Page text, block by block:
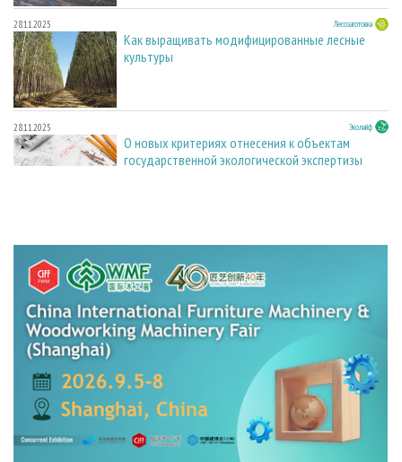
28.11.2025 Лесозаготовка
Как выращивать модифицированные лесные
культуры
28.11.2025 Эколайф
О новых критериях отнесения к объектам
государственной экологической экспертизы